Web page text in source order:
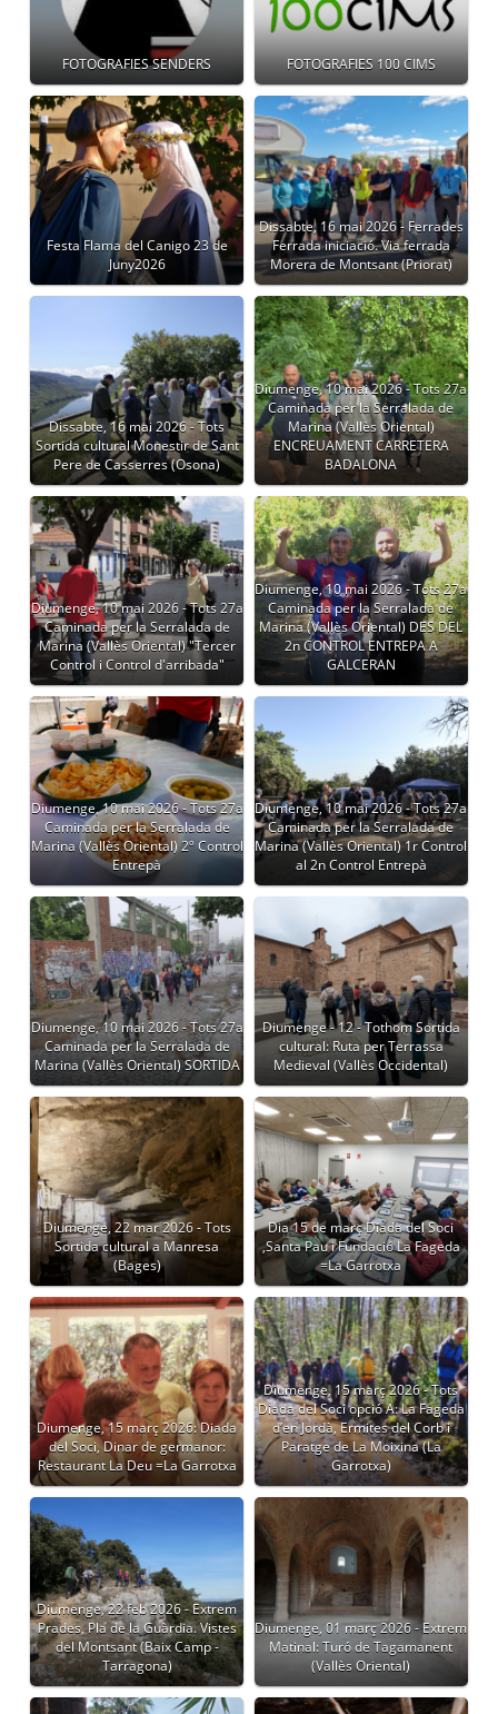
FOTOGRAFIES SENDERS FOTOGRAFIES 100 CIMS
Festa Flama del Canigo 23 de
Juny2026
Dissabte, 16 mai 2026 - Ferrades
Ferrada iniciació. Via ferrada
Morera de Montsant (Priorat)
Dissabte, 16 mai 2026 - Tots
Sortida cultural Monestir de Sant
Pere de Casserres (Osona)
Diumenge, 10 mai 2026 - Tots 27a
Caminada per la Serralada de
Marina (Vallès Oriental)
ENCREUAMENT CARRETERA
BADALONA
Diumenge, 10 mai 2026 - Tots 27a
Caminada per la Serralada de
Marina (Vallès Oriental) "Tercer
Control i Control d'arribada"
Diumenge, 10 mai 2026 - Tots 27a
Caminada per la Serralada de
Marina (Vallès Oriental) DES DEL
2n CONTROL ENTREPA A
GALCERAN
Diumenge, 10 mai 2026 - Tots 27a
Caminada per la Serralada de
Marina (Vallès Oriental) 2º Control
Entrepà
Diumenge, 10 mai 2026 - Tots 27a
Caminada per la Serralada de
Marina (Vallès Oriental) 1r Control
al 2n Control Entrepà
Diumenge, 10 mai 2026 - Tots 27a
Caminada per la Serralada de
Marina (Vallès Oriental) SORTIDA
Diumenge - 12 - Tothom Sortida
cultural: Ruta per Terrassa
Medieval (Vallès Occidental)
Diumenge, 22 mar 2026 - Tots
Sortida cultural a Manresa
(Bages)
Dia 15 de març Diada del Soci
,Santa Pau i Fundació La Fageda
=La Garrotxa
Diumenge, 15 març 2026: Diada
del Soci, Dinar de germanor:
Restaurant La Deu =La Garrotxa
Diumenge, 15 març 2026 - Tots
Diada del Soci opció A: La Fageda
d’en Jordà, Ermites del Corb i
Paratge de La Moixina (La
Garrotxa)
Diumenge, 22 feb 2026 - Extrem
Prades, Pla de la Guàrdia. Vistes
del Montsant (Baix Camp -
Tarragona)
Diumenge, 01 març 2026 - Extrem
Matinal: Turó de Tagamanent
(Vallès Oriental)